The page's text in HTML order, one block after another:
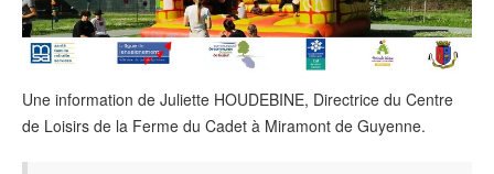
Une information de Juliette HOUDEBINE, Directrice du Centre
de Loisirs de la Ferme du Cadet à Miramont de Guyenne.